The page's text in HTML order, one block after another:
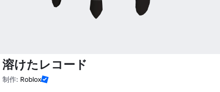
溶けたレコード
制作: Roblox